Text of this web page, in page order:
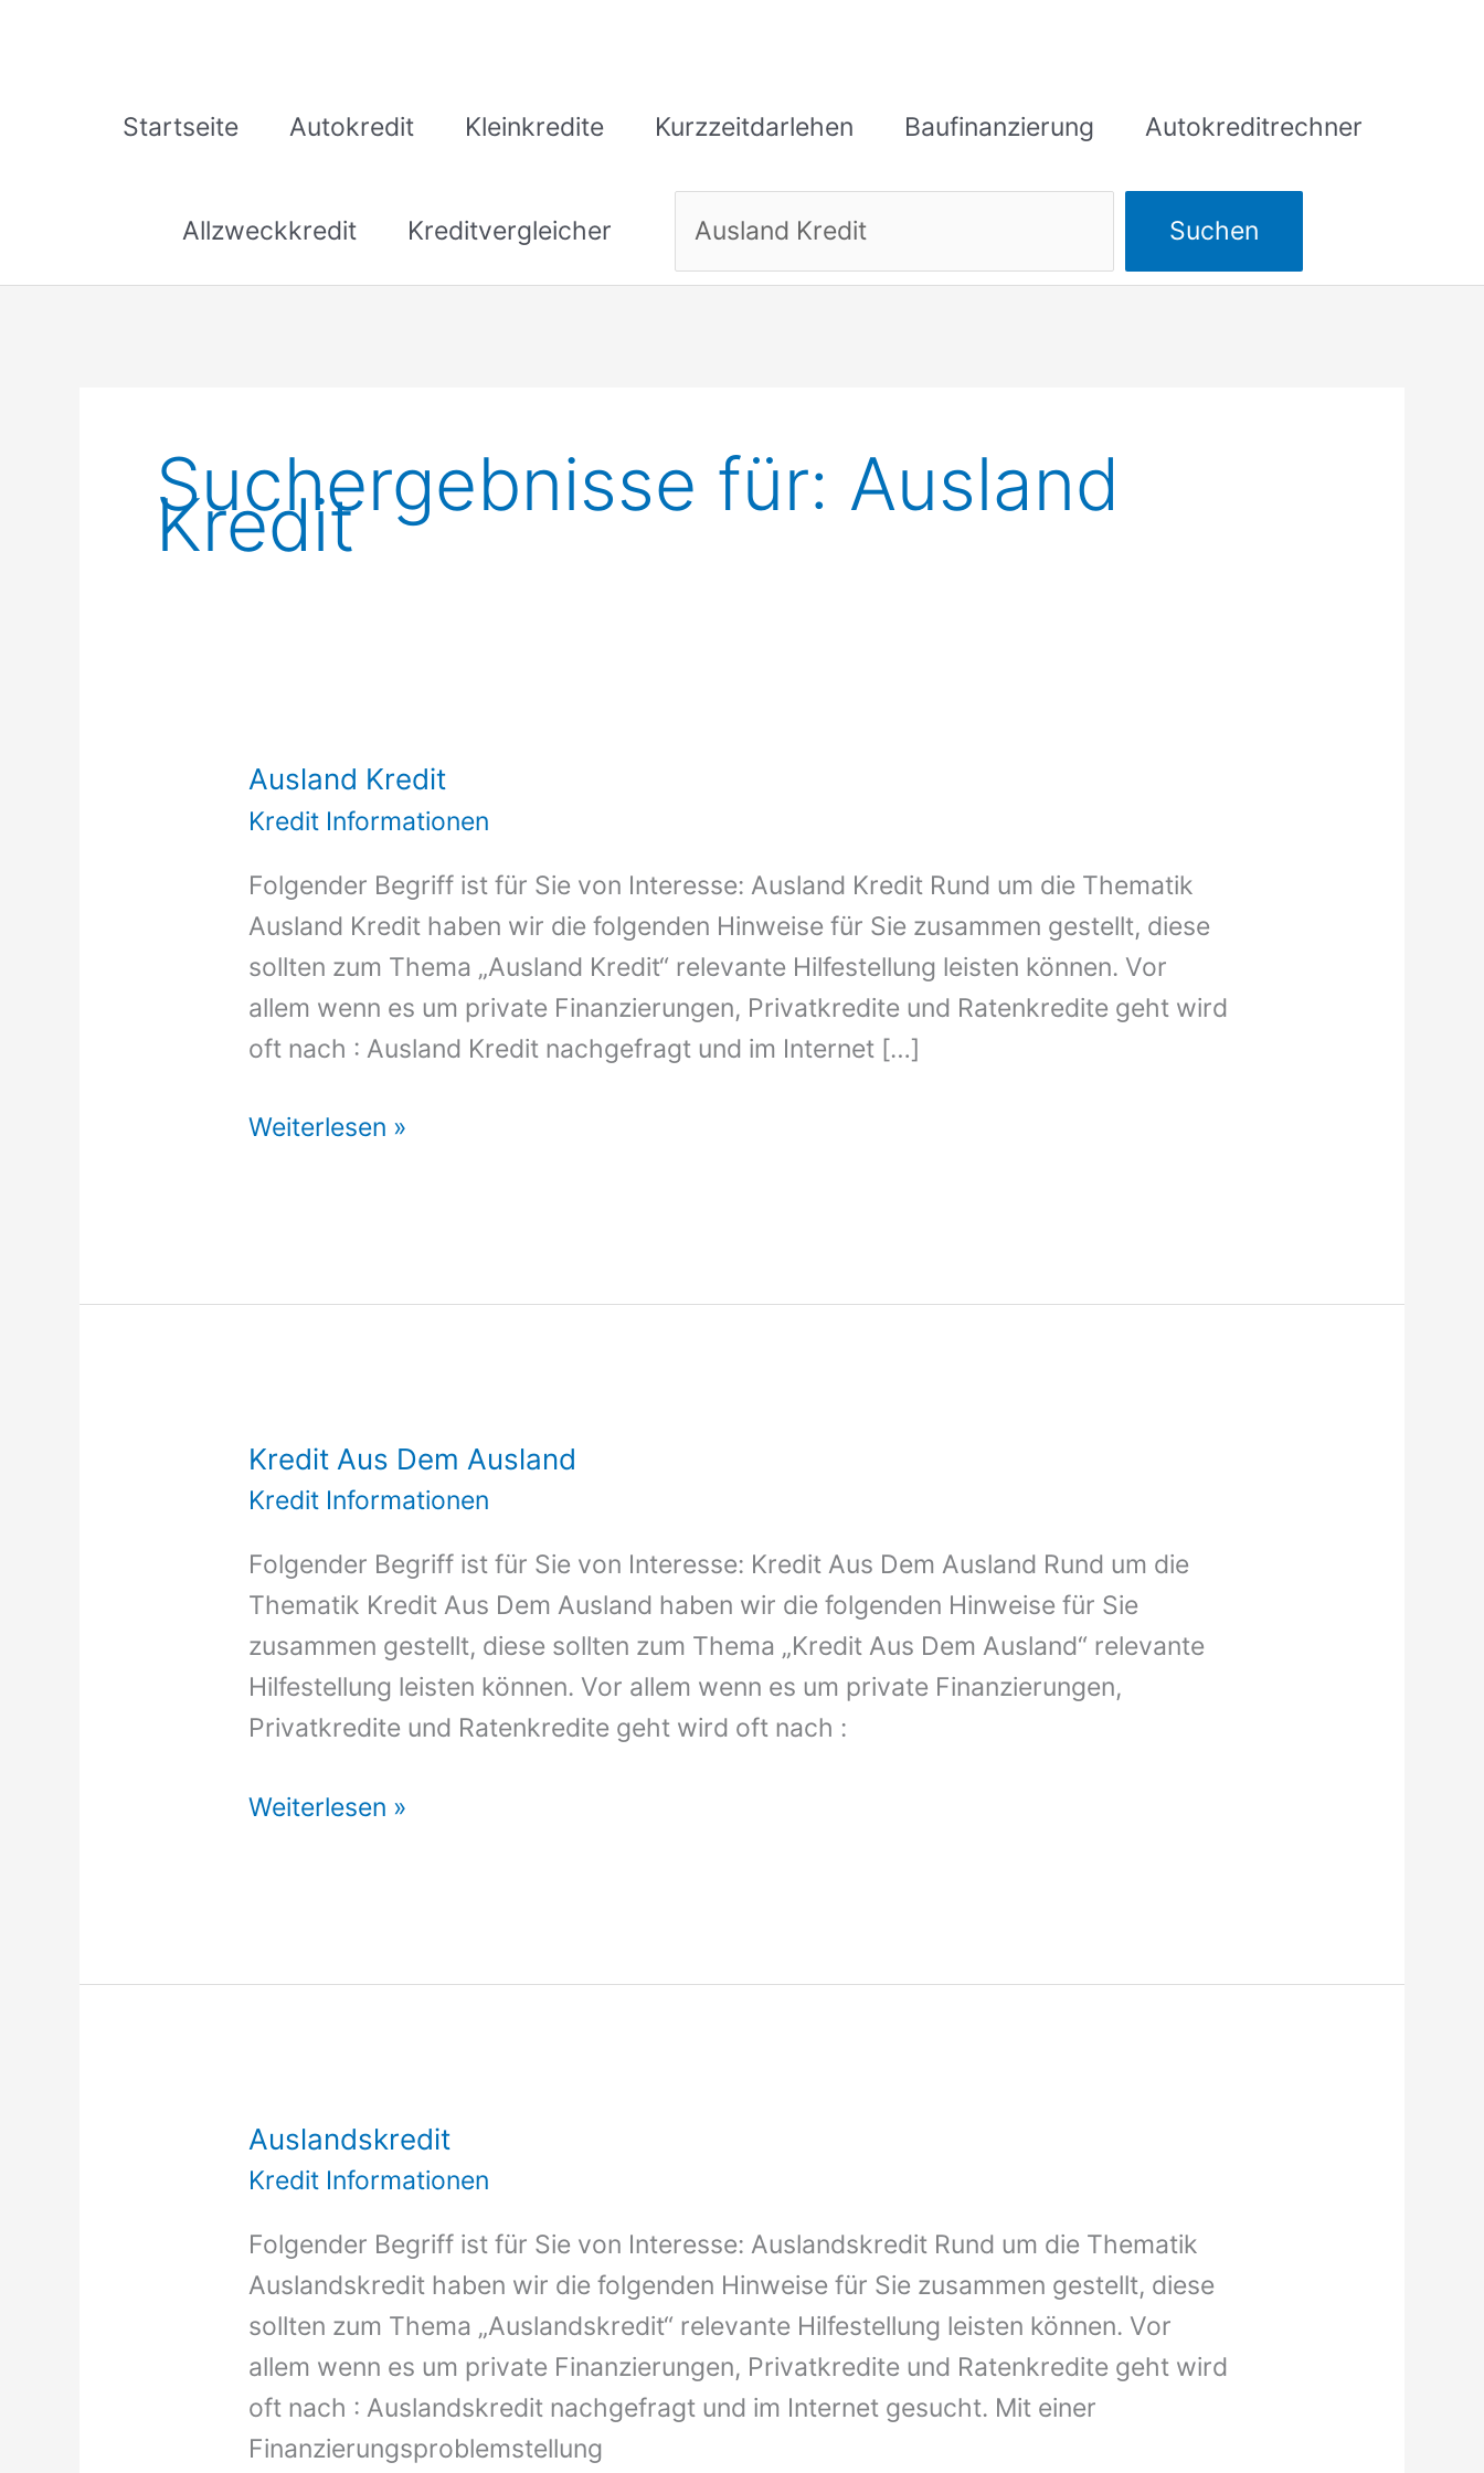
Startseite
Autokredit Kleinkredite Kurzzeitdarlehen Baufinanzierung Autokreditrechner
Allzweckkredit Kreditvergleicher Suchen
Suchergebnisse für: Ausland
Kredit
Ausland Kredit
Kredit Informationen
Folgender Begriff ist für Sie von Interesse: Ausland Kredit Rund um die Thematik
Ausland Kredit haben wir die folgenden Hinweise für Sie zusammen gestellt, diese
sollten zum Thema „Ausland Kredit“ relevante Hilfestellung leisten können. Vor
allem wenn es um private Finanzierungen, Privatkredite und Ratenkredite geht wird
oft nach : Ausland Kredit nachgefragt und im Internet […]
Ausland
Weiterlesen »
Kredit Aus Dem Ausland
Kredit Informationen
Folgender Begriff ist für Sie von Interesse: Kredit Aus Dem Ausland Rund um die
Thematik Kredit Aus Dem Ausland haben wir die folgenden Hinweise für Sie
zusammen gestellt, diese sollten zum Thema „Kredit Aus Dem Ausland“ relevante
Hilfestellung leisten können. Vor allem wenn es um private Finanzierungen,
Privatkredite und Ratenkredite geht wird oft nach :
Kredit
Weiterlesen »
Auslandskredit
Kredit Informationen
Folgender Begriff ist für Sie von Interesse: Auslandskredit Rund um die Thematik
Auslandskredit haben wir die folgenden Hinweise für Sie zusammen gestellt, diese
sollten zum Thema „Auslandskredit“ relevante Hilfestellung leisten können. Vor
allem wenn es um private Finanzierungen, Privatkredite und Ratenkredite geht wird
oft nach : Auslandskredit nachgefragt und im Internet gesucht. Mit einer
Finanzierungsproblemstellung